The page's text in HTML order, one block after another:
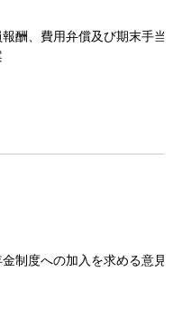
酬、費用弁償及び期末手当
制度への加入を求める意見